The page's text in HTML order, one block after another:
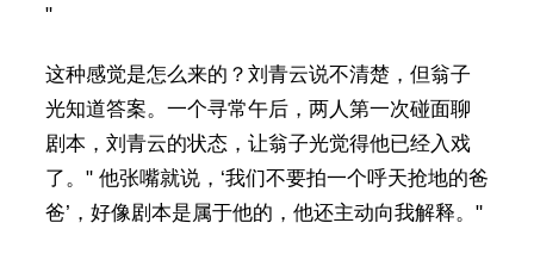
"
这种感觉是怎么来的？刘青云说不清楚，但翁子
光知道答案。一个寻常午后，两人第一次碰面聊
剧本，刘青云的状态，让翁子光觉得他已经入戏
了。" 他张嘴就说，‘我们不要拍一个呼天抢地的爸
爸’，好像剧本是属于他的，他还主动向我解释。"